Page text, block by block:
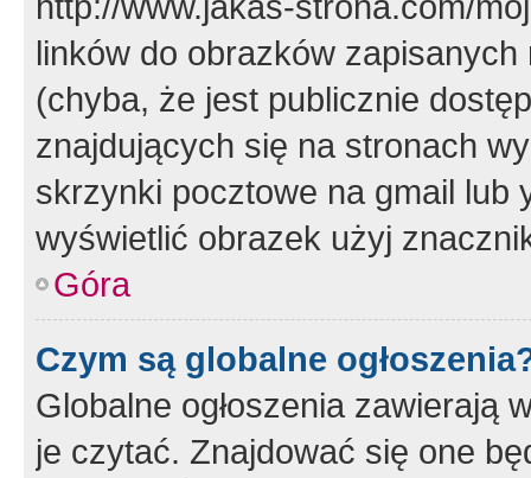
linków do obrazków
(chyba, że jest publicznie
znajdujących się na stronach
skrzynki pocztowe na gmail lub
wyświetlić obrazek użyj
Góra
Czym są globalne
Globalne ogłoszenia zawierają
je czytać. Znajdować się one